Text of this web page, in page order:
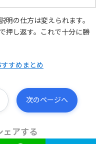
の仕方は変えられます。
押し返す。これで十分に勝
すめまとめ
次のページへ
ェアする